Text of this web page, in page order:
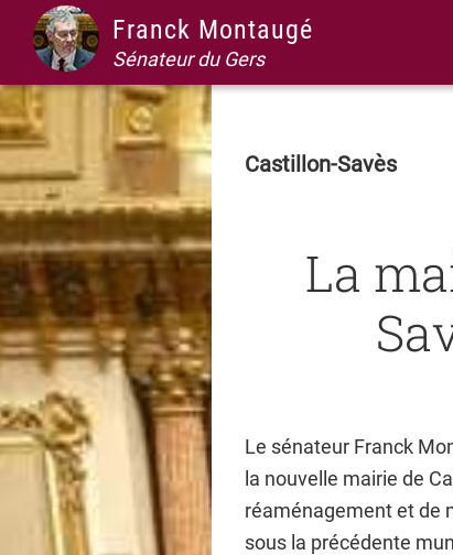
Passer
la
navigation
principale
Passer
contenu
principal
Passer
la
barre
latérale
principale
Passer
pied
de
page
Franck Montaugé
Sénateur du Gers
Castillon-Savès
La
Le sénateur Franck
la nouvelle mairie de
réaménagement et de
sous la précédente